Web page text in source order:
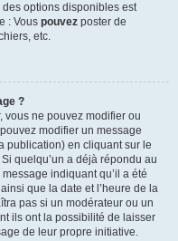
options disponibles est
: Vous pouvez poster de
etc.
?
vous ne pouvez modifier ou
modifier un message
publication) en cliquant sur le
quelqu’un a déjà répondu au
indiquant qu’il a été
que la date et l’heure de la
pas si un modérateur ou un
ils ont la possibilité de laisser
de leur propre initiative.